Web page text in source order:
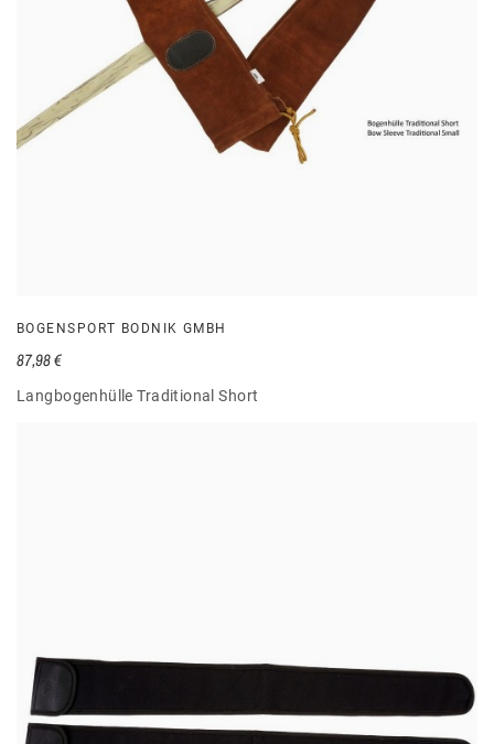
BOGENSPORT BODNIK GMBH
Langbogenhülle Traditional Short
87,98 €